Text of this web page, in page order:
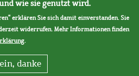
wie sie genutzt wird.
erklären Sie sich damit einverstanden. Sie
widerrufen. Mehr Informationen finden
.
danke